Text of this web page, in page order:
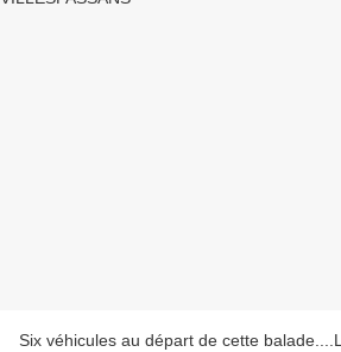
Six véhicules au départ de cette